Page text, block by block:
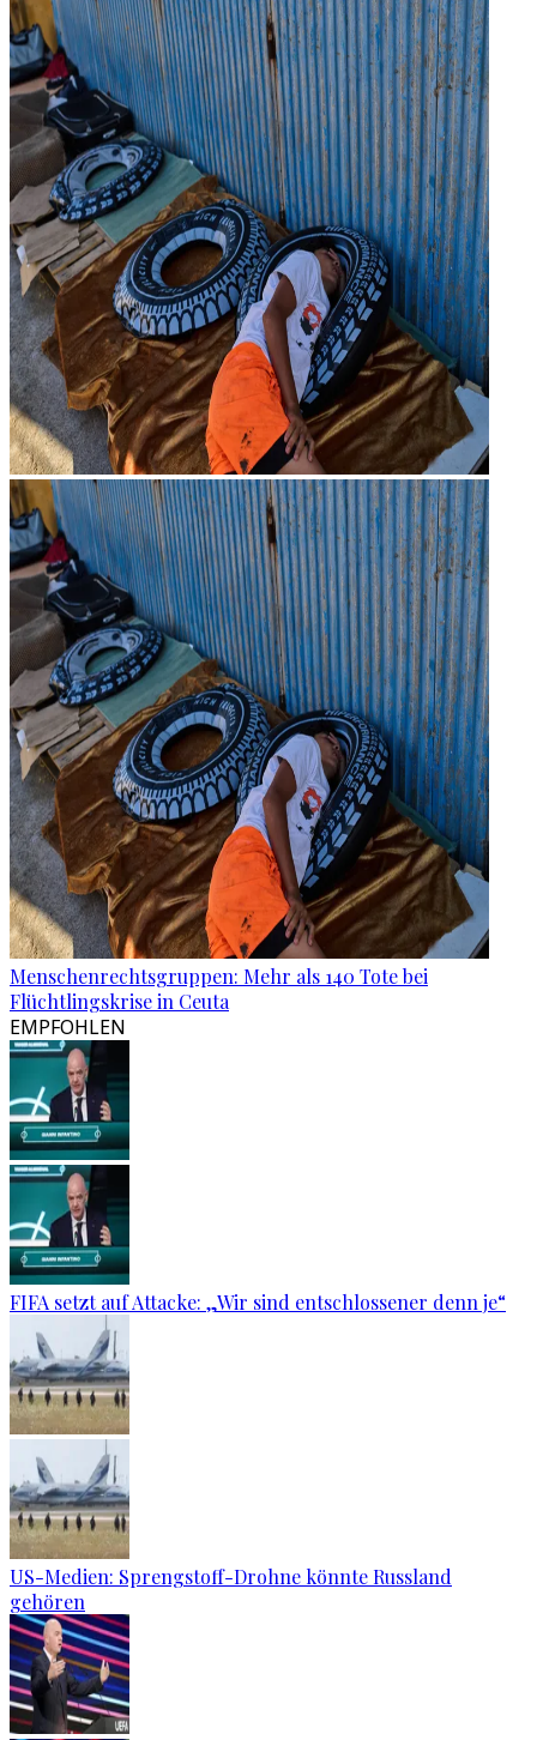
Menschenrechtsgruppen: Mehr als 140 Tote bei
Flüchtlingskrise in Ceuta
EMPFOHLEN
FIFA setzt auf Attacke: „Wir sind entschlossener denn je“
US-Medien: Sprengstoff-Drohne könnte Russland
gehören